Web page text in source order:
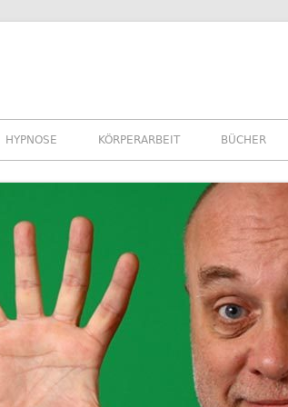
HYPNOSE KÖRPERARBEIT BÜCHER